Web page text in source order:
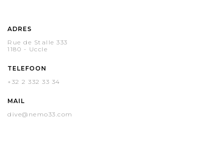
ADRES
Rue de Stalle 333
1180 - Uccle
TELEFOON
+32 2 332 33 34
MAIL
dive@nemo33.com